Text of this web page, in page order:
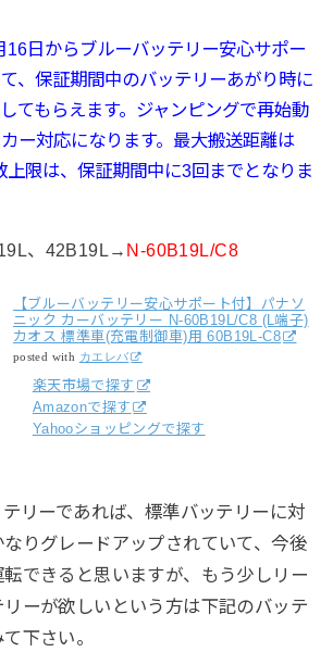
16日から ブルーバッテリー安心サポー
、 保証期間中のバッテリーあがり時に
てもらえます。ジャンピングで再始動
ー対応になります。最大搬送距離は
上限は、保証期間中に3回までとなりま
、42B19L→ N-60B19L/C8
【ブルーバッテリー安心サポート付】パナソ
ニック カーバッテリー N-60B19L/C8 (L端子)
カオス 標準車(充電制御車)用 60B19L-C8
posted with カエレバ
楽天市場で探す
Amazonで探す
Yahooショッピングで探す
テリーであれば、標準バッテリーに対
なりグレードアップされていて、今後
できると思いますが、もう少しリー
ーが欲しいという方は下記のバッテ
下さい。